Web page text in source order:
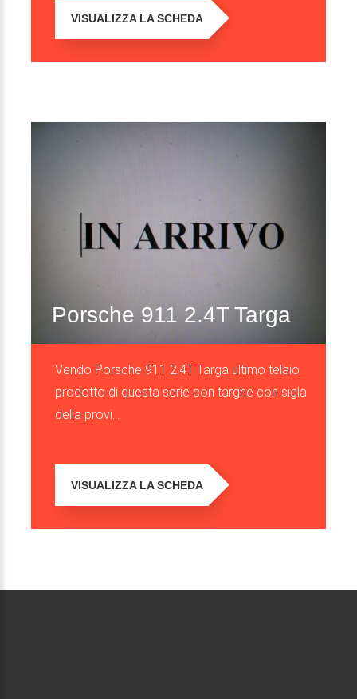
VISUALIZZA LA SCHEDA
Porsche 911 2.4T Targa
Vendo Porsche 911 2.4T Targa ultimo telaio
prodotto di questa serie con targhe con sigla
della provi...
VISUALIZZA LA SCHEDA